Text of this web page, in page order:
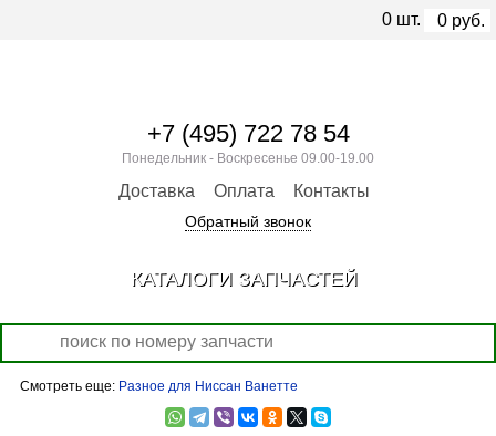
Смотреть еще: Разное для Ниссан Ванетте
+7 (495) 722 78 54
Понедельник - Воскресенье 09.00-19.00
Доставка Оплата Контакты
Обратный звонок
0 шт. 0 руб.
КАТАЛОГИ ЗАПЧАСТЕЙ